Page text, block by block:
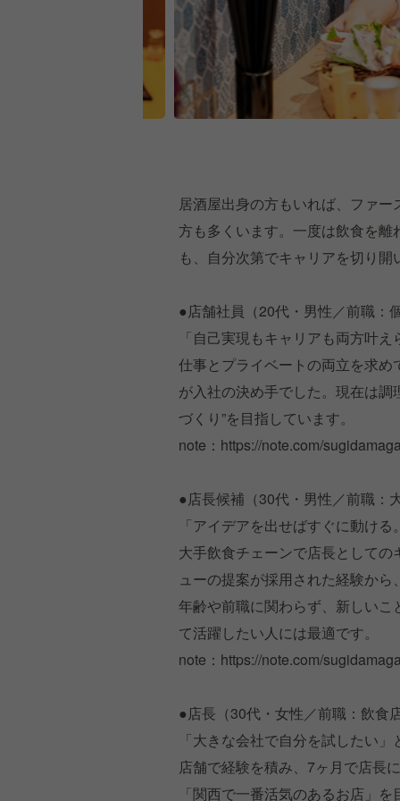
居酒屋出身の方もいれば、ファ
方も多くいます。一度は飲食を
も、自分次第でキャリアを切り
●店舗社員（20代・男性／前職：
「自己実現もキャリアも両方叶え
仕事とプライベートの両立を求
が入社の決め手でした。現在は
づくり”を目指しています。
note：https://note.com/
●店長候補（30代・男性／前職：
「アイデアを出せばすぐに動け
大手飲食チェーンで店長として
ューの提案が採用された経験から
年齢や前職に関わらず、新しい
て活躍したい人には最適です。
note：https://note.com/
●店長（30代・女性／前職：飲食
「大きな会社で自分を試したい
店舗で経験を積み、7ヶ月で店長
「関西で一番活気のあるお店」